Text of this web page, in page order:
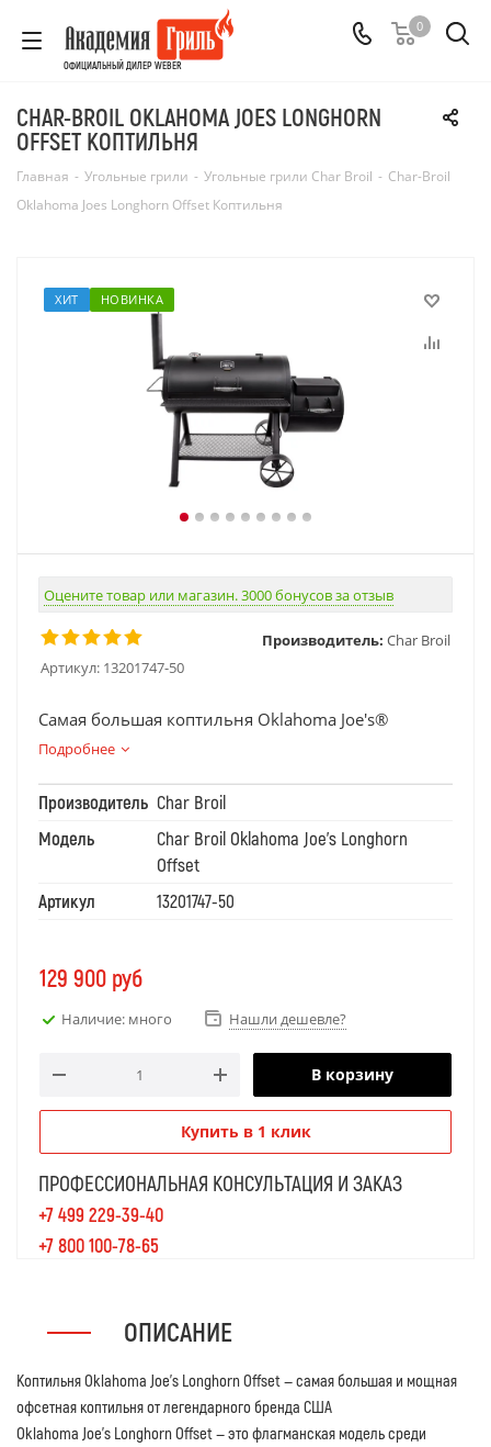
ОФИЦИАЛЬНЫЙ ДИЛЕР WEBER
0
CHAR-BROIL OKLAHOMA JOES LONGHORN
OFFSET КОПТИЛЬНЯ
Главная - Угольные грили - Угольные грили Char Broil - Char-Broil
Oklahoma Joes Longhorn Offset Коптильня
ХИТ НОВИНКА
Оцените товар или магазин. 3000 бонусов за отзыв
Артикул: 13201747-50
Производитель: Char Broil
Самая большая коптильня Oklahoma Joe's®
Подробнее
Производитель Char Broil
Модель
Char Broil Oklahoma Joe's Longhorn
Offset
Артикул
13201747-50
129 900 руб
Наличие: много Нашли дешевле?
В корзину
Купить в 1 клик
ПРОФЕССИОНАЛЬНАЯ КОНСУЛЬТАЦИЯ И ЗАКАЗ
+7 499 229-39-40
+7 800 100-78-65
ОПИСАНИЕ
Коптильня Oklahoma Joe’s Longhorn Offset — самая большая и мощная
офсетная коптильня от легендарного бренда США
Oklahoma Joe’s Longhorn Offset — это флагманская модель среди